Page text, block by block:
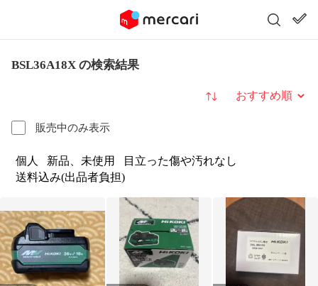
BSL36A18X の検索結果
販売中のみ表示
並び替え
個人 新品、未使用
目立った傷や汚れなし
送料込み(出品者負担)